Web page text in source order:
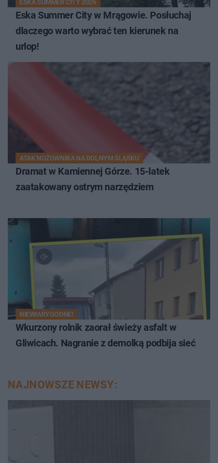
ESKA SUMMER CITY 2026
Eska Summer City w Mrągowie. Posłuchaj
dlaczego warto wybrać ten kierunek na
urlop!
ATAK NOŻOWNIKA NA DOLNYM ŚLĄSKU
Dramat w Kamiennej Górze. 15-latek
zaatakowany ostrym narzędziem
NIEWIARYGODNE!
Wkurzony rolnik zaorał świeży asfalt w
Gliwicach. Nagranie z demolką podbija sieć
NAJNOWSZE NEWSY: